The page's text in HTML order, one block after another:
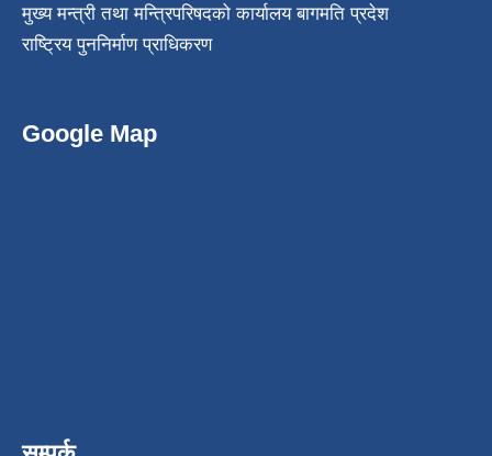
मुख्य मन्त्री तथा मन्त्रिपरिषदको कार्यालय बागमति प्रदेश
राष्ट्रिय पुननिर्माण प्राधिकरण
Google Map